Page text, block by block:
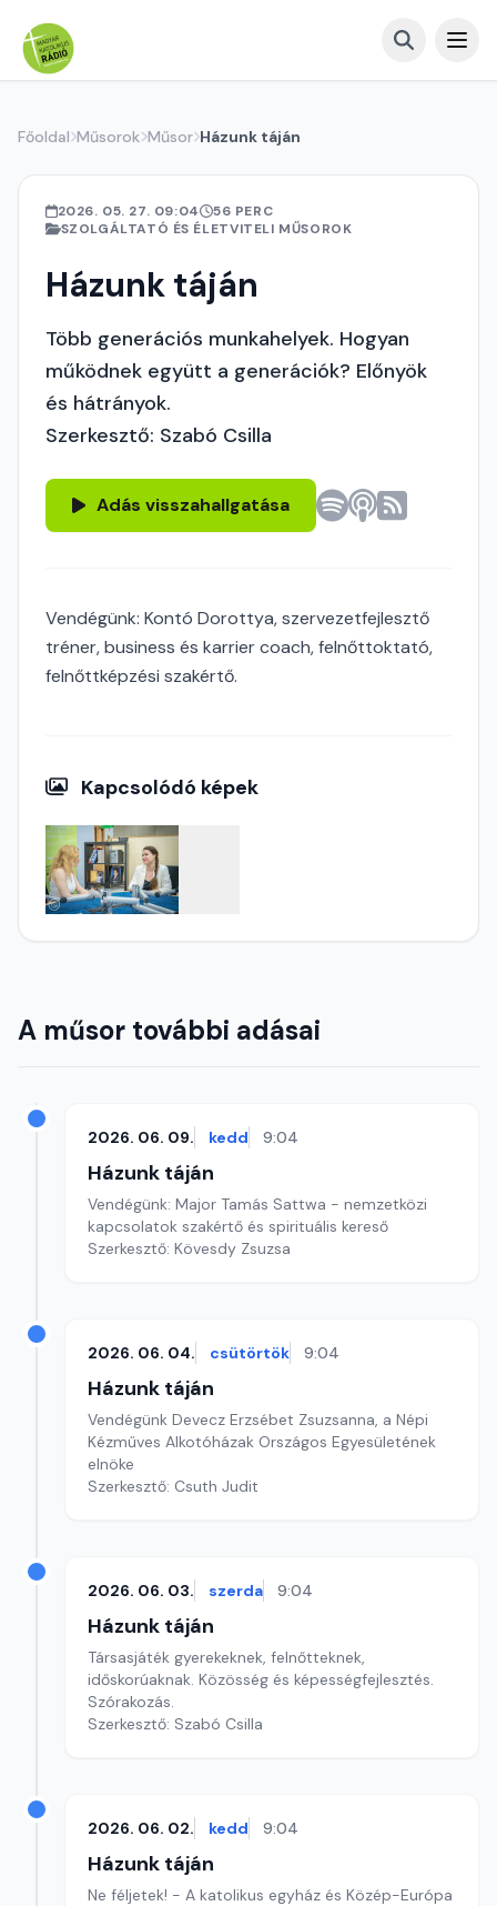
Főoldal Műsorok Műsor Házunk táján
2026. 05. 27. 09:04
56 PERC
SZOLGÁLTATÓ ÉS ÉLETVITELI MŰSOROK
Házunk táján
Több generációs munkahelyek. Hogyan
működnek együtt a generációk? Előnyök
és hátrányok.
Szerkesztő: Szabó Csilla
Adás visszahallgatása
Vendégünk: Kontó Dorottya, szervezetfejlesztő
tréner, business és karrier coach, felnőttoktató,
felnőttképzési szakértő.
Kapcsolódó képek
A műsor további adásai
2026. 06. 09. kedd 9:04
Házunk táján
Vendégünk: Major Tamás Sattwa - nemzetközi
kapcsolatok szakértő és spirituális kereső
Szerkesztő: Kövesdy Zsuzsa
2026. 06. 04. csütörtök 9:04
Házunk táján
Vendégünk Devecz Erzsébet Zsuzsanna, a Népi
Kézműves Alkotóházak Országos Egyesületének
elnöke
Szerkesztő: Csuth Judit
2026. 06. 03. szerda 9:04
Házunk táján
Társasjáték gyerekeknek, felnőtteknek,
időskorúaknak. Közösség és képességfejlesztés.
Szórakozás.
Szerkesztő: Szabó Csilla
2026. 06. 02. kedd 9:04
Házunk táján
Ne féljetek! - A katolikus egyház és Közép-Európa